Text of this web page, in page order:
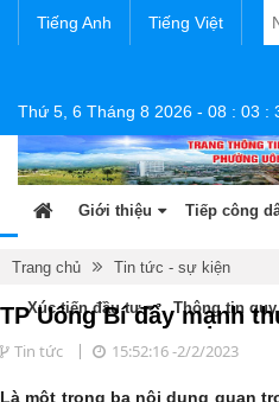
Tiếng Anh Tiếng Việt
Thứ 5, 6 Tháng 8 2026 - 08 : 03 :
Giới thiệu Tiếp công
Tin tức - sự kiện Sản phẩm
Xúc tiến đầu tư Thông tin
Trang chủ Tin tức - sự kiện
TP Uông Bí đẩy mạnh
Tin tức 15:52:16 -2/2/2023
Là một trong ba nội dung quan